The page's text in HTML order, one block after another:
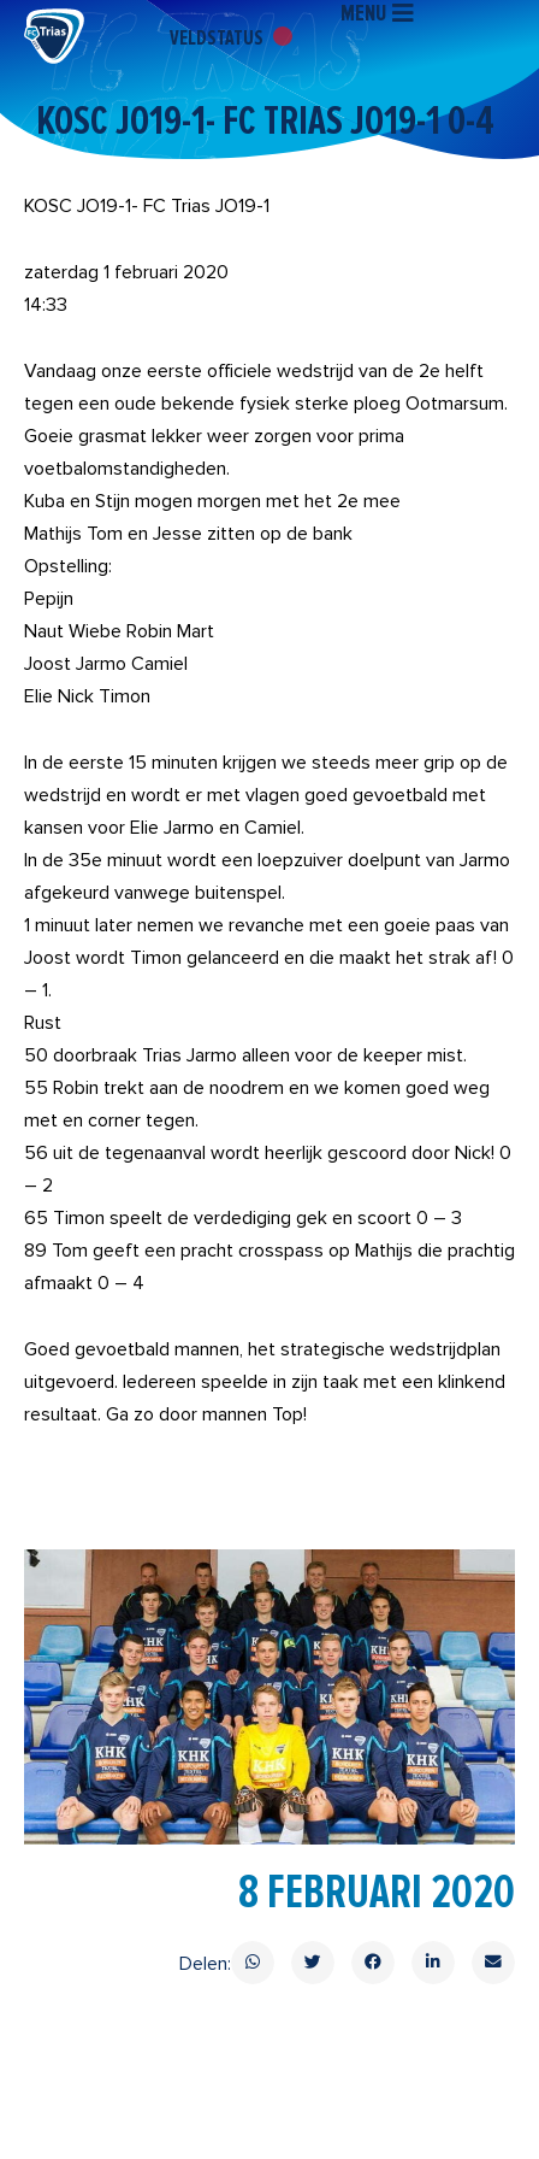
naar
inhoud
VELDSTATUS
MENU
KOSC JO19-1- FC TRIAS JO19-1 0-4
KOSC JO19-1- FC Trias JO19-1
zaterdag 1 februari 2020
14:33
Vandaag onze eerste officiele wedstrijd van de 2e helft
tegen een oude bekende fysiek sterke ploeg Ootmarsum.
Goeie grasmat lekker weer zorgen voor prima
voetbalomstandigheden.
Kuba en Stijn mogen morgen met het 2e mee
Mathijs Tom en Jesse zitten op de bank
Opstelling:
Pepijn
Naut Wiebe Robin Mart
Joost Jarmo Camiel
Elie Nick Timon
In de eerste 15 minuten krijgen we steeds meer grip op de
wedstrijd en wordt er met vlagen goed gevoetbald met
kansen voor Elie Jarmo en Camiel.
In de 35e minuut wordt een loepzuiver doelpunt van Jarmo
afgekeurd vanwege buitenspel.
1 minuut later nemen we revanche met een goeie paas van
Joost wordt Timon gelanceerd en die maakt het strak af! 0
– 1.
Rust
50 doorbraak Trias Jarmo alleen voor de keeper mist.
55 Robin trekt aan de noodrem en we komen goed weg
met en corner tegen.
56 uit de tegenaanval wordt heerlijk gescoord door Nick! 0
– 2
65 Timon speelt de verdediging gek en scoort 0 – 3
89 Tom geeft een pracht crosspass op Mathijs die prachtig
afmaakt 0 – 4
Goed gevoetbald mannen, het strategische wedstrijdplan
uitgevoerd. Iedereen speelde in zijn taak met een klinkend
resultaat. Ga zo door mannen Top!
8 FEBRUARI 2020
Delen: